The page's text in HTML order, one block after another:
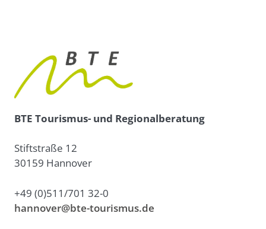
BTE Tourismus- und Regionalberatung
Stiftstraße 12
30159 Hannover
+49 (0)511/701 32-0
hannover@bte-tourismus.de